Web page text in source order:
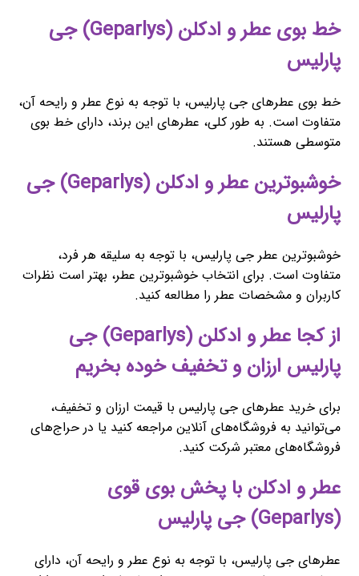
خط بوی عطر و ادکلن (Geparlys) جی
پارلیس
خط بوی عطرهای جی پارلیس، با توجه به نوع عطر و رایحه آن،
متفاوت است. به طور کلی، عطرهای این برند، دارای خط بوی
متوسطی هستند.
خوشبوترین عطر و ادکلن (Geparlys) جی
پارلیس
خوشبوترین عطر جی پارلیس، با توجه به سلیقه هر فرد،
متفاوت است. برای انتخاب خوشبوترین عطر، بهتر است نظرات
کاربران و مشخصات عطر را مطالعه کنید.
از کجا عطر و ادکلن (Geparlys) جی
پارلیس ارزان و تخفیف خوده بخریم
برای خرید عطرهای جی پارلیس با قیمت ارزان و تخفیف،
می‌توانید به فروشگاه‌های آنلاین مراجعه کنید یا در حراج‌های
فروشگاه‌های معتبر شرکت کنید.
عطر و ادکلن با پخش بوی قوی
(Geparlys) جی پارلیس
عطرهای جی پارلیس، با توجه به نوع عطر و رایحه آن، دارای